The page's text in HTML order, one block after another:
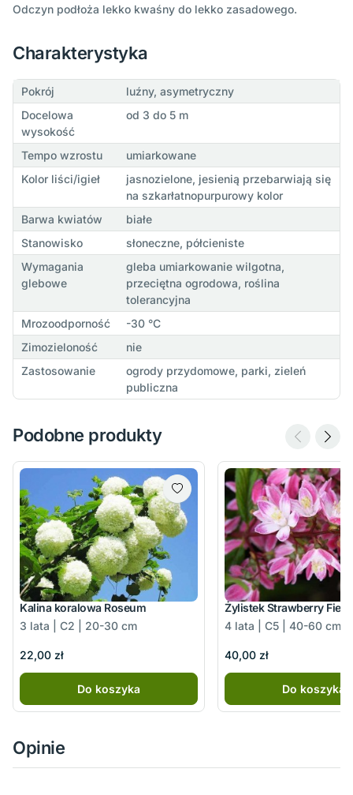
Odczyn podłoża lekko kwaśny do lekko zasadowego.
Charakterystyka
Pokrój
luźny, asymetryczny
Docelowa
wysokość
od 3 do 5 m
Tempo wzrostu
umiarkowane
Kolor liści/igieł
jasnozielone, jesienią przebarwiają się
na szkarłatnopurpurowy kolor
Barwa kwiatów
białe
Stanowisko
słoneczne, półcieniste
Wymagania
glebowe
gleba umiarkowanie wilgotna,
przeciętna ogrodowa, roślina
tolerancyjna
Mrozoodporność
-30 °C
Zimozieloność
nie
Zastosowanie
ogrody przydomowe, parki, zieleń
publiczna
Podobne produkty
Kalina koralowa Roseum
3 lata | C2 | 20-30 cm
22,00 zł
Do koszyka
Żylistek Strawberry
4 lata | C5 | 40-60 cm
40,00 zł
Do koszyka
Opinie